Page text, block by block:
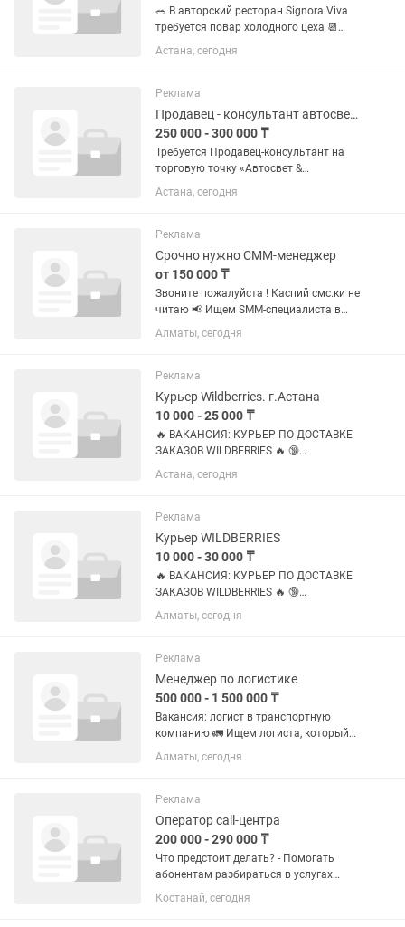
🥗 В авторский ресторан Signora Viva
требуется повар холодного цеха 📆
График работы: строго 5/2 или 2/2 🕛
Время работы: 11:30-22:30 🔹
блюда холодного цеха. •...
Астана, сегодня
Реклама
Продавец - консультант автосвета и автозапчастей
250 000 - 300 000 ₸
Требуется Продавец-консультант на
торговую точку «Автосвет &
Аксессуары» Ты «живешь»
автомобилями, знаешь разницу в
где твои знания приносят реальные
деньги?...
Астана, сегодня
Реклама
Срочно нужно СММ-менеджер
от 150 000 ₸
Звоните пожалуйста ! Каспий смс.ки не
читаю 📢 Ищем SMM-специалиста в
команду (Алматы) В магазин женского
белья, домашней одежды и
ответственный...
Алматы, сегодня
Реклама
Курьер Wildberries. г.Астана
10 000 - 25 000 ₸
🔥 ВАКАНСИЯ: КУРЬЕР ПО ДОСТАВКЕ
ЗАКАЗОВ WILDBERRIES 🔥 🔞
Принимаем кандидатов только с 18
Астана, сегодня
Реклама
Курьер WILDBERRIES
10 000 - 30 000 ₸
🔥 ВАКАНСИЯ: КУРЬЕР ПО ДОСТАВКЕ
ЗАКАЗОВ WILDBERRIES 🔥 🔞
Принимаем кандидатов только с 18
Алматы, сегодня
Реклама
Менеджер по логистике
500 000 - 1 500 000 ₸
Вакансия: логист в транспортную
компанию 🚛 Ищем логиста, который
умеет держать процессы под
контролем, быстро принимать
результата. Обязанности: —
организация...
Алматы, сегодня
Реклама
Оператор call-центра
200 000 - 290 000 ₸
Что предстоит делать? - Помогать
абонентам разбираться в услугах
компании - Оказывать первичную
техническую поддержку (не
Костанай, сегодня